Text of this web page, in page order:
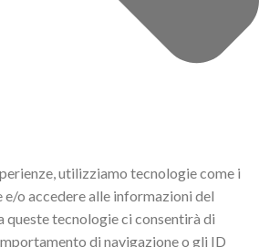
utilizziamo tecnologie come i
o accedere alle informazioni del
queste tecnologie ci consentirà di
di navigazione o gli ID